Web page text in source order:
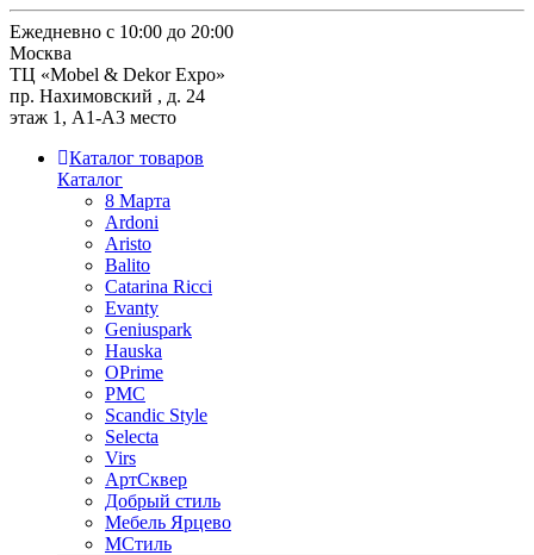
Ежедневно с 10:00 до 20:00
Москва
ТЦ «Mobel & Dekor Expo»
пр. Нахимовский , д. 24
этаж 1, А1-А3 место
Каталог товаров
Каталог
8 Марта
Ardoni
Aristo
Balito
Catarina Ricci
Evanty
Geniuspark
Hauska
OPrime
PMC
Scandic Style
Selecta
Virs
АртСквер
Добрый стиль
Мебель Ярцево
МСтиль